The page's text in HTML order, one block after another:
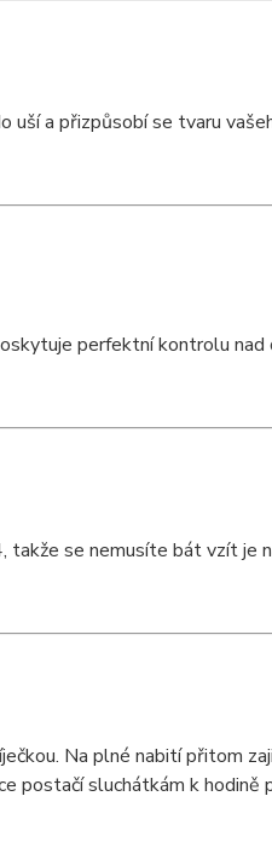
uší a přizpůsobí se tvaru
perfektní kontrolu nad
takže se nemusíte bát vzít je
Na plné nabití přitom
postačí sluchátkám k hodině